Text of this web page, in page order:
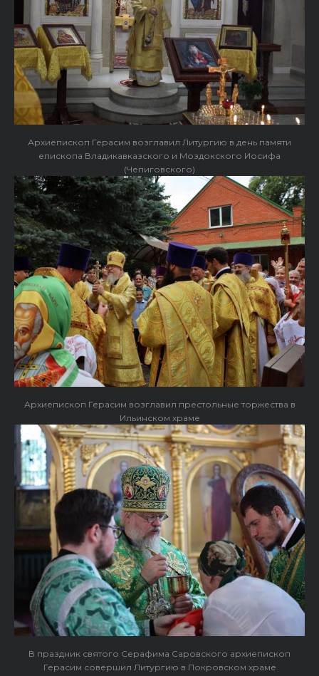
Архиепископ Герасим возглавил Литургию в день памяти
епископа Владикавказского и Моздокского Иосифа
(Чепиговского)
Архиепископ Герасим возглавил престольные торжества в
Ильинском храме
В праздник святого Серафима Саровского архиепископ
Герасим совершил Литургию в Покровском храме